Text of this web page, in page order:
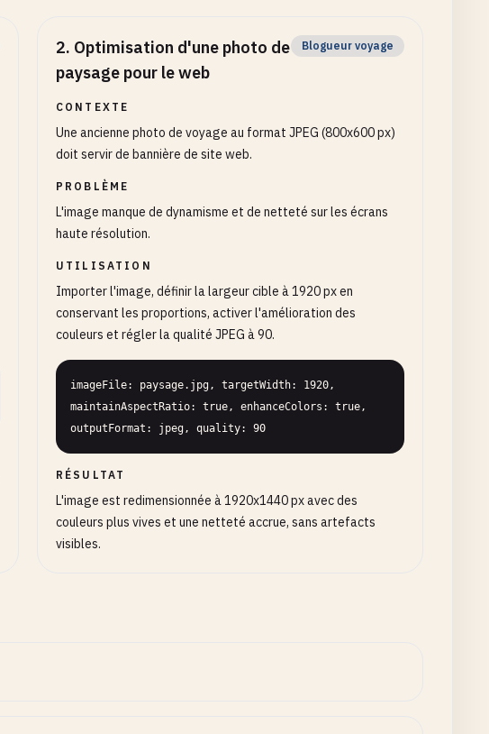
2. Optimisation d'une photo de
paysage pour le web
Blogueur voyage
CONTEXTE
Une ancienne photo de voyage au format JPEG (800x600 px)
doit servir de bannière de site web.
PROBLÈME
L'image manque de dynamisme et de netteté sur les écrans
haute résolution.
UTILISATION
Importer l'image, définir la largeur cible à 1920 px en
conservant les proportions, activer l'amélioration des
couleurs et régler la qualité JPEG à 90.
imageFile: paysage.jpg, targetWidth: 1920,
maintainAspectRatio: true, enhanceColors: true,
outputFormat: jpeg, quality: 90
RÉSULTAT
L'image est redimensionnée à 1920x1440 px avec des
couleurs plus vives et une netteté accrue, sans artefacts
visibles.